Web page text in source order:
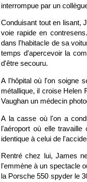
interrompue par un
Conduisant tout en lisant,
voie rapide en
dans l'habitacle de sa
temps d'apercevoir la
d'être secouru.
A l'hôpital où l'on soigne
métallique, il croise Helen
Vaughan un médecin
A la casse où l'on a
l'aéroport où elle
identique à celui de
Rentré chez lui, James
l'emmène à un spectacle
la Porsche 550 spyder le